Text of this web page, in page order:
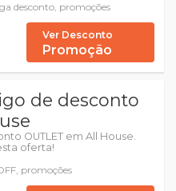
desconto, promoções
Ver Desconto
Promoção
de desconto
OUTLET em All House.
oferta!
promoções